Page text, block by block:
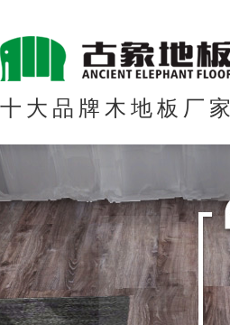
十大品牌木地板厂家